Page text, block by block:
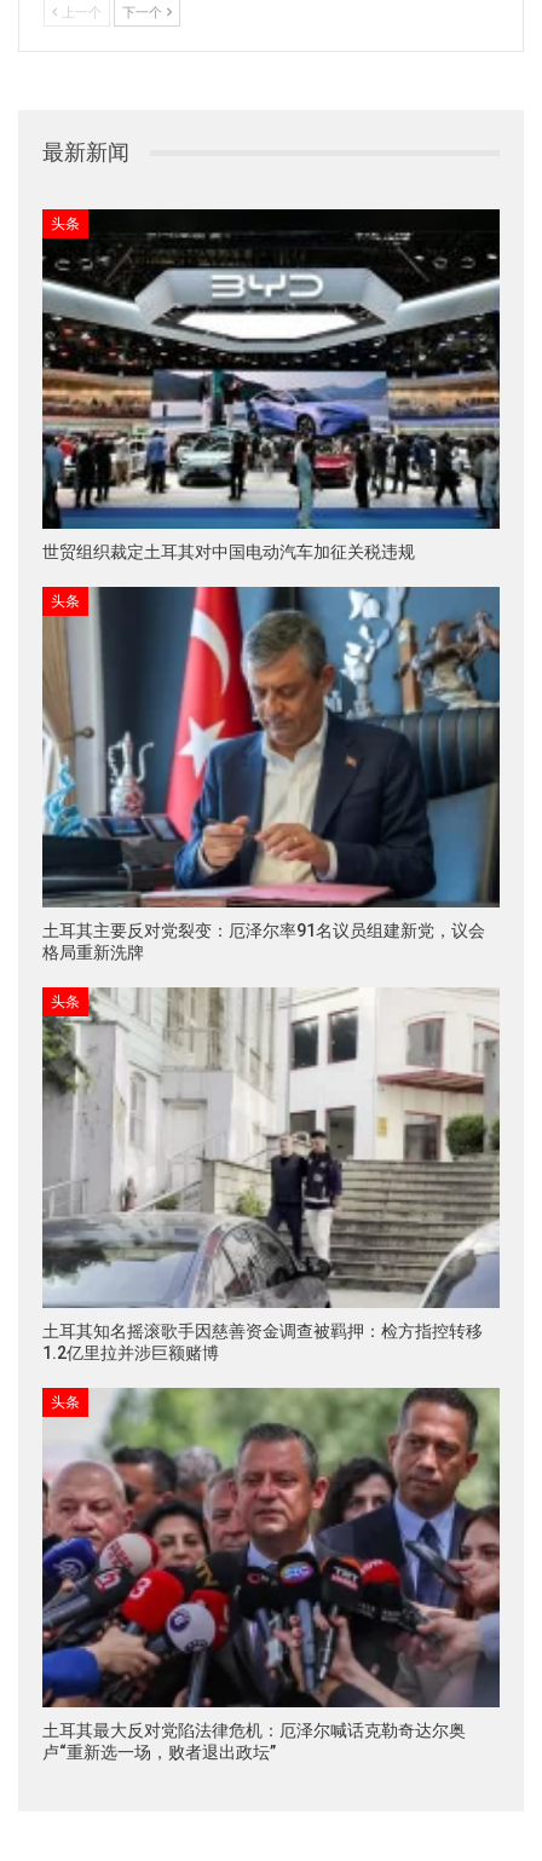
上一个 下一个
最新新闻
头条
世贸组织裁定土耳其对中国电动汽车加征关税违规
头条
土耳其主要反对党裂变：厄泽尔率91名议员组建新党，议会
格局重新洗牌
头条
土耳其知名摇滚歌手因慈善资金调查被羁押：检方指控转移
1.2亿里拉并涉巨额赌博
头条
土耳其最大反对党陷法律危机：厄泽尔喊话克勒奇达尔奥
卢“重新选一场，败者退出政坛”